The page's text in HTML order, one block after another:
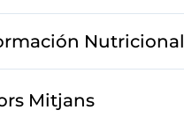
Nutricional
Mitjans